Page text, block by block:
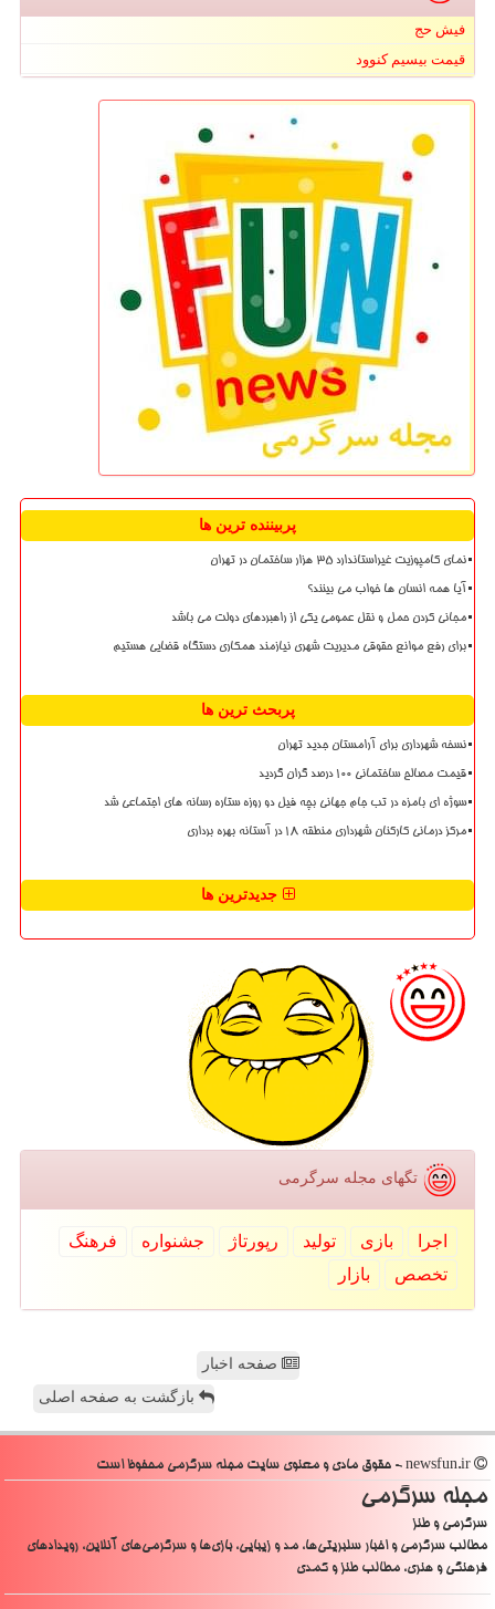
فیش حج
قیمت بیسیم کنوود
پربیننده ترین ها
نمای کامپوزیت غیراستاندارد ۳۵ هزار ساختمان در تهران
آیا همه انسان ها خواب می بینند؟
مجانی کردن حمل و نقل عمومی یکی از راهبردهای دولت می باشد
برای رفع موانع حقوقی مدیریت شهری نیازمند همکاری دستگاه قضایی هستیم
پربحث ترین ها
نسخه شهرداری برای آرامستان جدید تهران
قیمت مصالح ساختمانی ۱۰۰ درصد گران گردید
سوژه ای بامزه در تب جام جهانی بچه فیل دو روزه ستاره رسانه های اجتماعی شد
مرکز درمانی کارکنان شهرداری منطقه ۱۸ در آستانه بهره برداری
جدیدترین ها
تگهای مجله سرگرمی
اجرا بازی تولید رپورتاژ جشنواره
فرهنگ
تخصص
بازار
صفحه اخبار
بازگشت به صفحه اصلی
مجله سرگرمی
سرگرمی و طنز
مطالب سرگرمی و اخبار سلبریتی‌ها، مد و زیبایی، بازی‌ها و سرگرمی‌های آنلاین، رویدادهای
فرهنگی و هنری، مطالب طنز و کمدی